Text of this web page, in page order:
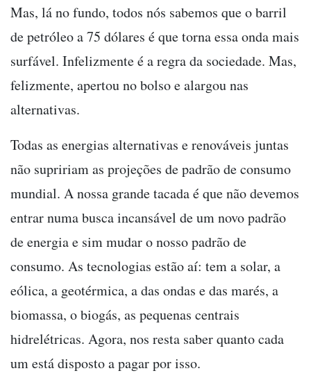
Mas, lá no fundo, todos nós sabemos que o barril
de petróleo a 75 dólares é que torna essa onda mais
surfável. Infelizmente é a regra da sociedade. Mas,
felizmente, apertou no bolso e alargou nas
alternativas.
Todas as energias alternativas e renováveis juntas
não supririam as projeções de padrão de consumo
mundial. A nossa grande tacada é que não devemos
entrar numa busca incansável de um novo padrão
de energia e sim mudar o nosso padrão de
consumo. As tecnologias estão aí: tem a solar, a
eólica, a geotérmica, a das ondas e das marés, a
biomassa, o biogás, as pequenas centrais
hidrelétricas. Agora, nos resta saber quanto cada
um está disposto a pagar por isso.